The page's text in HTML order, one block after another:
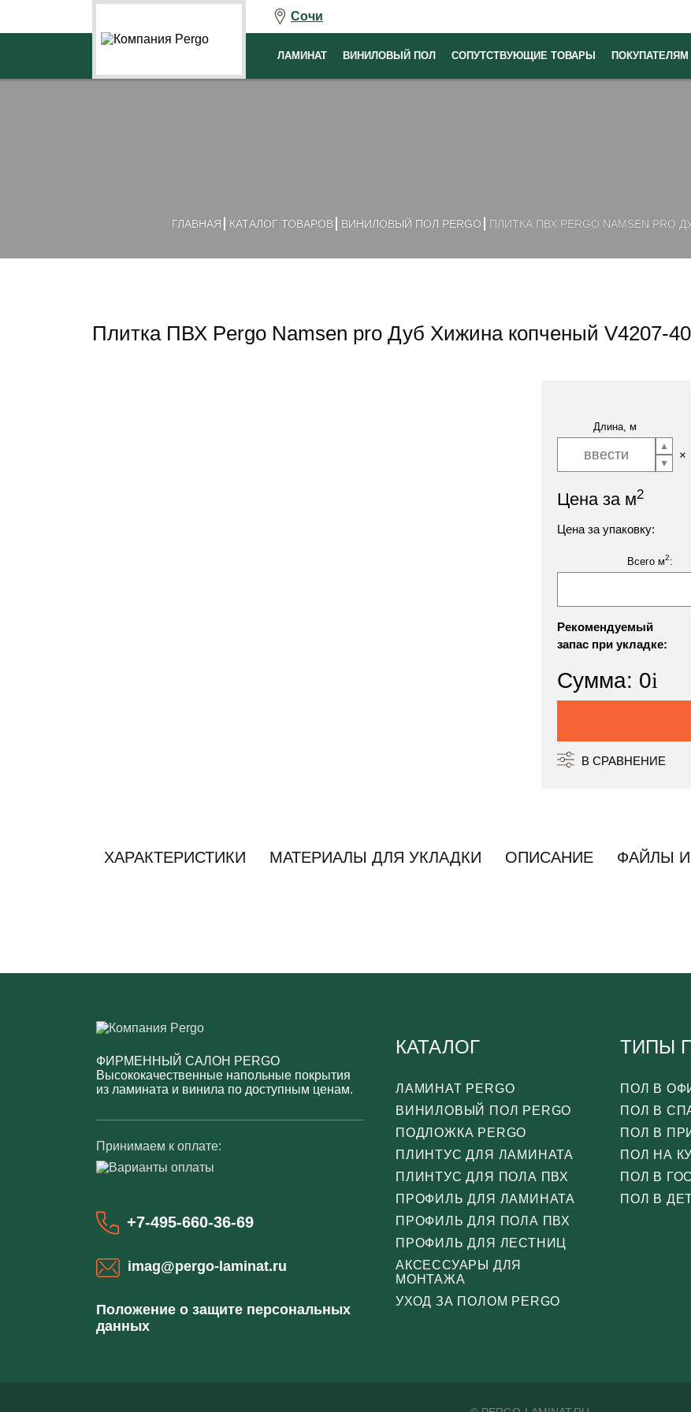
Сочи
ЛАМИНАТ ВИНИЛОВЫЙ ПОЛ СОПУТСТВУЮЩИЕ ТОВАРЫ ПОКУПАТЕЛЯМ
ГЛАВНАЯ КАТАЛОГ ТОВАРОВ ВИНИЛОВЫЙ ПОЛ PERGO ПЛИТКА ПВХ PERGO NAMSEN
Плитка ПВХ Pergo Namsen pro Дуб Хижина копченый V4207-
Длина, м
Цена за м2
Цена за упаковку:
Всего м2:
Рекомендуемый
запас при укладке:
Сумма: 0i
В СРАВНЕНИЕ
ХАРАКТЕРИСТИКИ МАТЕРИАЛЫ ДЛЯ УКЛАДКИ ОПИСАНИЕ ФАЙЛЫ
ФИРМЕННЫЙ САЛОН PERGO
Высококачественные напольные покрытия
из ламината и винила по доступным ценам.
Принимаем к оплате:
+7-495-660-36-69
imag@pergo-laminat.ru
Положение о защите персональных
данных
КАТАЛОГ
ЛАМИНАТ PERGO
ВИНИЛОВЫЙ ПОЛ PERGO
ПОДЛОЖКА PERGO
ПЛИНТУС ДЛЯ ЛАМИНАТА
ПЛИНТУС ДЛЯ ПОЛА ПВХ
ПРОФИЛЬ ДЛЯ ЛАМИНАТА
ПРОФИЛЬ ДЛЯ ПОЛА ПВХ
ПРОФИЛЬ ДЛЯ ЛЕСТНИЦ
АКСЕССУАРЫ ДЛЯ
МОНТАЖА
УХОД ЗА ПОЛОМ PERGO
ТИПЫ
ПОЛ В
ПОЛ В
ПОЛ В
ПОЛ НА
ПОЛ В
ПОЛ В